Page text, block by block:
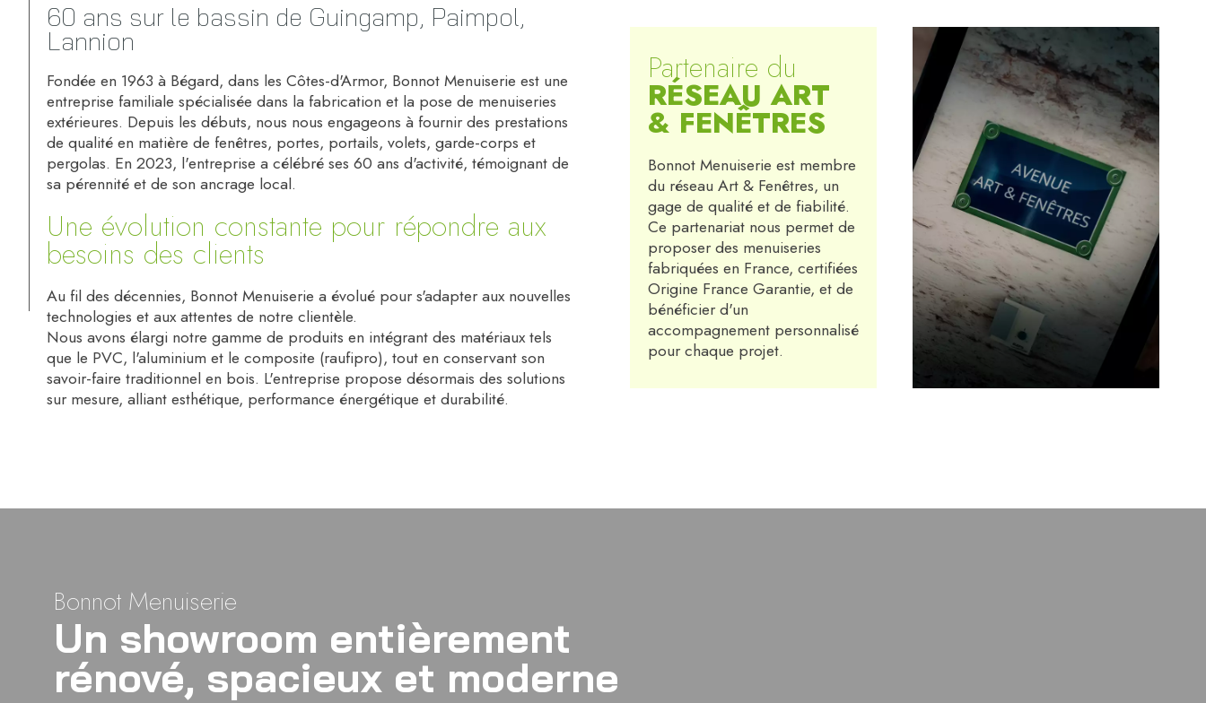
60 ans sur le bassin de Guingamp, Paimpol,
Lannion
Fondée en 1963 à Bégard, dans les Côtes-d'Armor, Bonnot Menuiserie est une
entreprise familiale spécialisée dans la fabrication et la pose de menuiseries
extérieures. Depuis les débuts, nous nous engageons à fournir des prestations
de qualité en matière de fenêtres, portes, portails, volets, garde-corps et
pergolas. En 2023, l'entreprise a célébré ses 60 ans d'activité, témoignant de
sa pérennité et de son ancrage local.
Une évolution constante pour répondre aux
besoins des clients
Au fil des décennies, Bonnot Menuiserie a évolué pour s'adapter aux nouvelles
technologies et aux attentes de notre clientèle.
Nous avons élargi notre gamme de produits en intégrant des matériaux tels
que le PVC, l'aluminium et le composite (raufipro), tout en conservant son
savoir-faire traditionnel en bois. L'entreprise propose désormais des solutions
sur mesure, alliant esthétique, performance énergétique et durabilité.
Partenaire du
RÉSEAU ART
& FENÊTRES
Bonnot Menuiserie est membre
du réseau Art & Fenêtres, un
gage de qualité et de fiabilité.
Ce partenariat nous permet de
proposer des menuiseries
fabriquées en France, certifiées
Origine France Garantie, et de
bénéficier d'un
accompagnement personnalisé
pour chaque projet.
Bonnot Menuiserie
Un showroom entièrement
rénové, spacieux et moderne